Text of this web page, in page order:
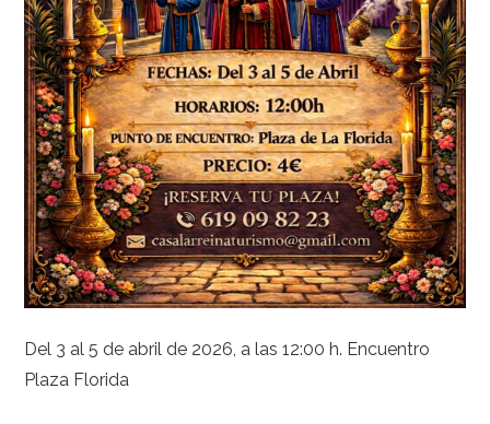
Del 3 al 5 de abril de 2026, a las 12:00 h. Encuentro
Plaza Florida